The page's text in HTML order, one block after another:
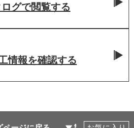
グで閲覧する
情報を確認する